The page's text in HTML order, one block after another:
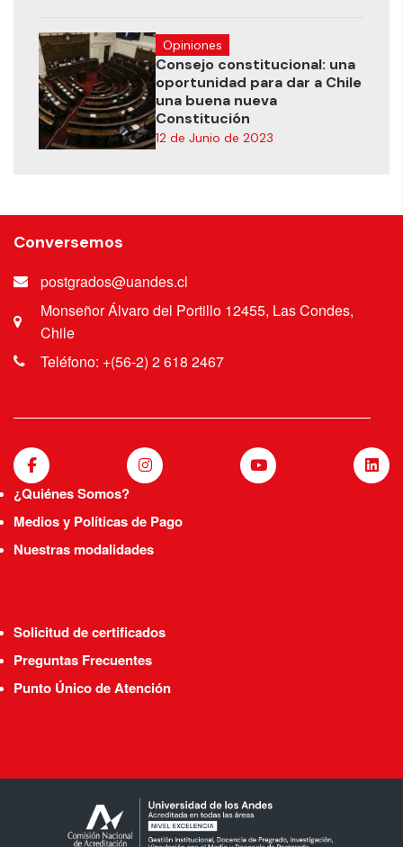
Opiniones
Consejo constitucional: una
oportunidad para dar a Chile
una buena nueva
Constitución
12 de Junio de 2023
Conversemos
postgrados@uandes.cl
Monseñor Álvaro del Portillo 12455, Las Condes,
Chile
Teléfono: +(56-2) 2 618 2467
¿Quiénes Somos?
Medios y Políticas de Pago
Nuestras modalidades
Solicitud de certificados
Preguntas Frecuentes
Punto Único de Atención